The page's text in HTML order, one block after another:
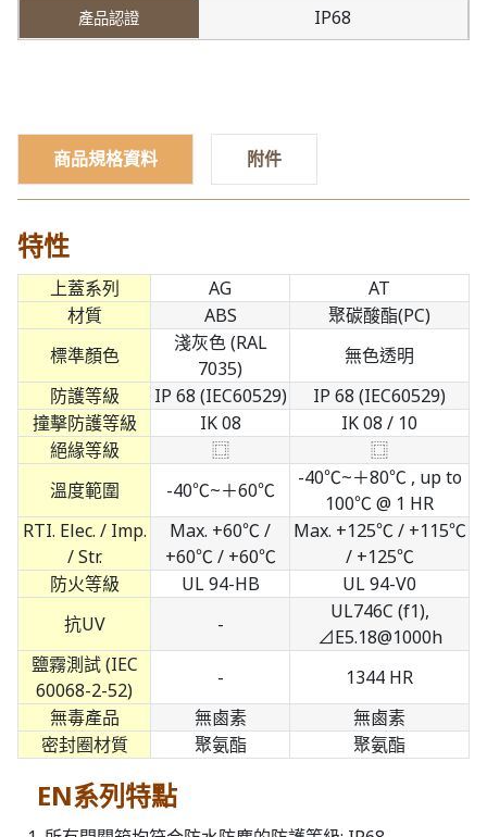
IP68
商品規格資料 附件
特性
上蓋系列 AG
AT
材質
ABS
聚碳酸酯(PC)
標準顏色
淺灰色 (RAL
7035)
無色透明
防護等級
IP 68 (IEC60529)
IP 68 (IEC60529)
撞擊防護等級
IK 08
IK 08 / 10
絕緣等級
⿴
⿴
溫度範圍
-40℃~＋60℃
-40℃~＋80℃ , up to
100℃ @ 1 HR
RTI. Elec. / Imp.
/ Str.
Max. +60℃ /
+60℃ / +60℃
Max. +125℃ / +115℃
/ +125℃
防火等級
UL 94-HB
UL 94-V0
抗UV
-
UL746C (f1),
⊿E5.18@1000h
鹽霧測試 (IEC
60068-2-52)
-
1344 HR
無毒產品
無鹵素
無鹵素
密封圈材質
聚氨酯 聚氨酯
EN系列特點